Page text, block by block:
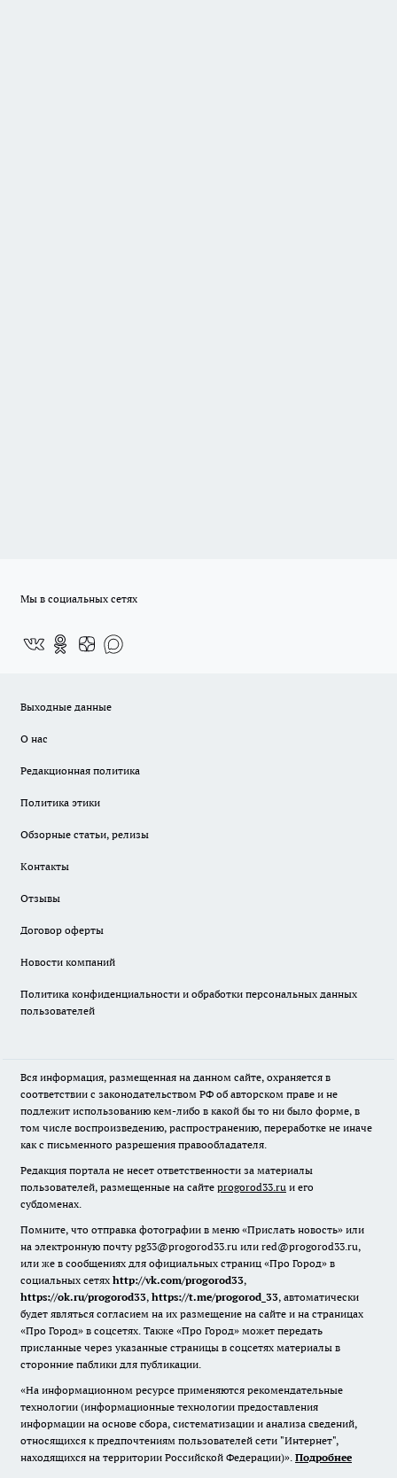
Мы в социальных сетях
Выходные данные
О нас
Редакционная политика
Политика этики
Обзорные статьи, релизы
Контакты
Отзывы
Договор оферты
Новости компаний
Политика конфиденциальности и обработки персональных данных
пользователей
Вся информация, размещенная на данном сайте, охраняется в
соответствии с законодательством РФ об авторском праве и не
подлежит использованию кем-либо в какой бы то ни было форме, в
том числе воспроизведению, распространению, переработке не иначе
как с письменного разрешения правообладателя.
Редакция портала не несет ответственности за материалы
пользователей, размещенные на сайте progorod33.ru и его
субдоменах.
Помните, что отправка фотографии в меню «Прислать новость» или
на электронную почту pg33@progorod33.ru или red@progorod33.ru,
или же в сообщениях для официальных страниц «Про Город» в
социальных сетях http://vk.com/progorod33,
https://ok.ru/progorod33, https://t.me/progorod_33, автоматически
будет являться согласием на их размещение на сайте и на страницах
«Про Город» в соцсетях. Также «Про Город» может передать
присланные через указанные страницы в соцсетях материалы в
сторонние паблики для публикации.
«На информационном ресурсе применяются рекомендательные
технологии (информационные технологии предоставления
информации на основе сбора, систематизации и анализа сведений,
относящихся к предпочтениям пользователей сети "Интернет",
находящихся на территории Российской Федерации)». Подробнее